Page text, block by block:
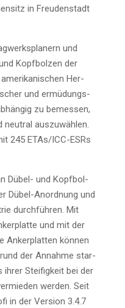
in Freu­den­stadt
und
Kopf­bol­zen der
Her­
und ermü­dungs­
zu bemes­sen,
neu­tral aus­zu­wäh­len.
245 ETAs/ICC-ESRs
Dübel- und Kopf­bol­
Dübel-Anord­nung und
durch­füh­ren. Mit
und mit der
Anker­plat­ten kön­nen
der Annah­me star­
ihrer Stei­fig­keit bei der
wer­den. Seit
in der Ver­si­on 3.4.7